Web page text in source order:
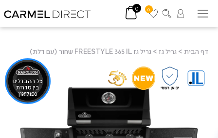
0
0
דף הבית > גריל גז > גריל גז FREESTYLE 365 IL שחור (עם דלת)
כל ההבדלים
בין סדרות
נפוליאון